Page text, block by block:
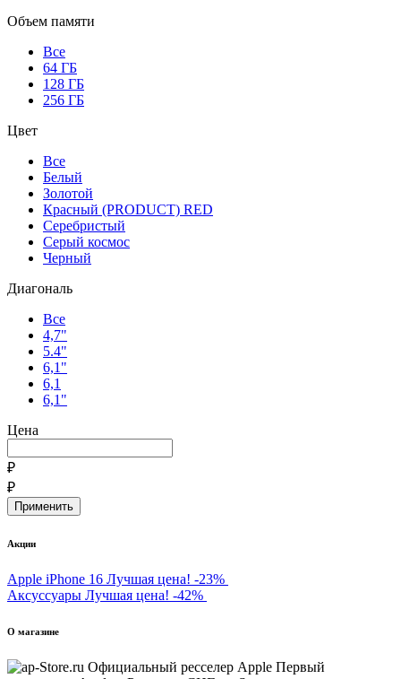
Объем памяти
Все
64 ГБ
128 ГБ
256 ГБ
Цвет
Все
Белый
Золотой
Красный (PRODUCT) RED
Серебристый
Серый космос
Черный
Диагональ
Все
4,7"
5.4"
6,1"
6,1
6,1"
Цена
₽
₽
Акции
Apple iPhone 16 Лучшая цена! -23%
Аксуссуары Лучшая цена! -42%
О магазине
Первый